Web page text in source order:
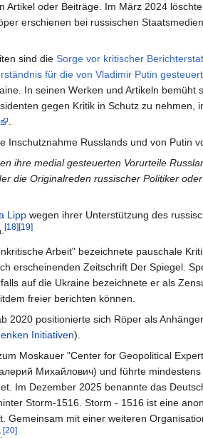
Artikel oder Beiträge. Im März 2024
erschienen bei russischen
sind die Sorge vor kritischer
für die von Vladimir Putin
In seinen Werken und Artikeln bemüht
gegen Kritik in Schutz zu nehmen,
.
Inschutznahme Russlands und von Putin
ihre medial gesteuerten Vorurteile
die Originalreden russischer Politiker
Lipp wegen ihrer Unterstützung des
[18][19]
Arbeit" bezeichnete pauschale
erscheinenden Zeitschrift Der Spiegel.
auf die Ukraine bezeichnete er als
freier berichten können.
2020 positionierte sich Röper als
Initiativen).
Moskauer "Center for Geopolitical
Михайлович) und führte mindestens
Im Dezember 2025 benannte das
Storm-1516. Storm - 1516 ist eine
Gemeinsam mit einer weiteren
[20]